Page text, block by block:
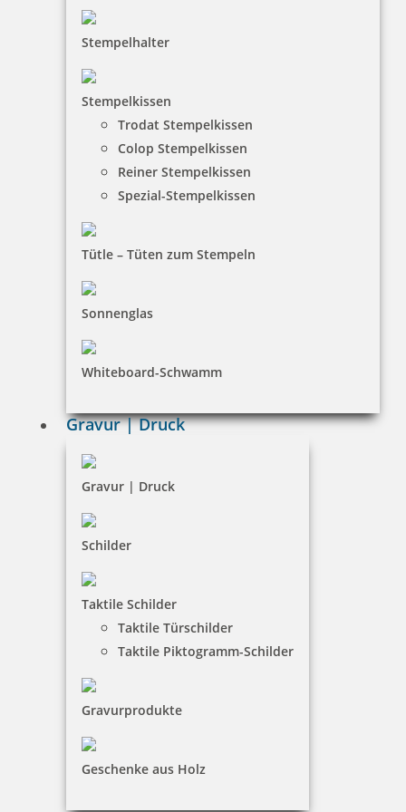
Stempelhalter
Stempelkissen
Trodat Stempelkissen
Colop Stempelkissen
Reiner Stempelkissen
Spezial-Stempelkissen
Tütle – Tüten zum Stempeln
Sonnenglas
Whiteboard-Schwamm
Gravur | Druck
Gravur | Druck
Schilder
Taktile Schilder
Taktile Türschilder
Taktile Piktogramm-Schilder
Gravurprodukte
Geschenke aus Holz
HINWEISE
Versandinformationen
Zahlungsbedingungen
Bestellhinweise
INFORMATIONEN
Impressum
Widerruf
Barrierefreiheit
Vertrag widerrufen
Mein Konto
KONTAKT
SBP Potsdam GmbH
Guido Baar